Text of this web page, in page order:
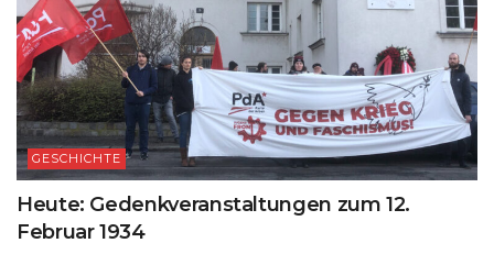
GESCHICHTE
Heute: Gedenkveranstaltungen zum 12.
Februar 1934